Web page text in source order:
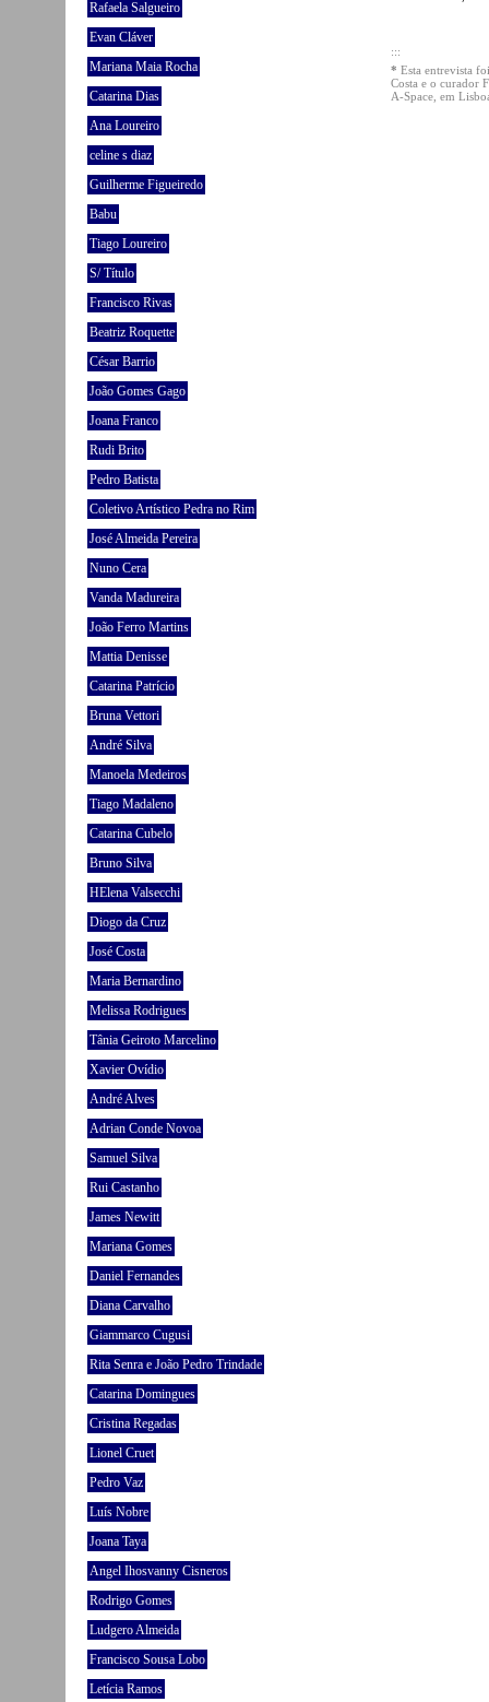
Rafaela Salgueiro
Evan Cláver
Mariana Maia Rocha
Catarina Dias
Ana Loureiro
celine s diaz
Guilherme Figueiredo
Babu
Tiago Loureiro
S/ Título
Francisco Rivas
Beatriz Roquette
César Barrio
João Gomes Gago
Joana Franco
Rudi Brito
Pedro Batista
Coletivo Artístico Pedra no Rim
José Almeida Pereira
Nuno Cera
Vanda Madureira
João Ferro Martins
Mattia Denisse
Catarina Patrício
Bruna Vettori
André Silva
Manoela Medeiros
Tiago Madaleno
Catarina Cubelo
Bruno Silva
HElena Valsecchi
Diogo da Cruz
José Costa
Maria Bernardino
Melissa Rodrigues
Tânia Geiroto Marcelino
Xavier Ovídio
André Alves
Adrian Conde Novoa
Samuel Silva
Rui Castanho
James Newitt
Mariana Gomes
Daniel Fernandes
Diana Carvalho
Giammarco Cugusi
Rita Senra e João Pedro Trindade
Catarina Domingues
Cristina Regadas
Lionel Cruet
Pedro Vaz
Luís Nobre
Joana Taya
Angel Ihosvanny Cisneros
Rodrigo Gomes
Ludgero Almeida
Francisco Sousa Lobo
Letícia Ramos
:::
* Esta entrevista
Costa e o curador
A-Space, em